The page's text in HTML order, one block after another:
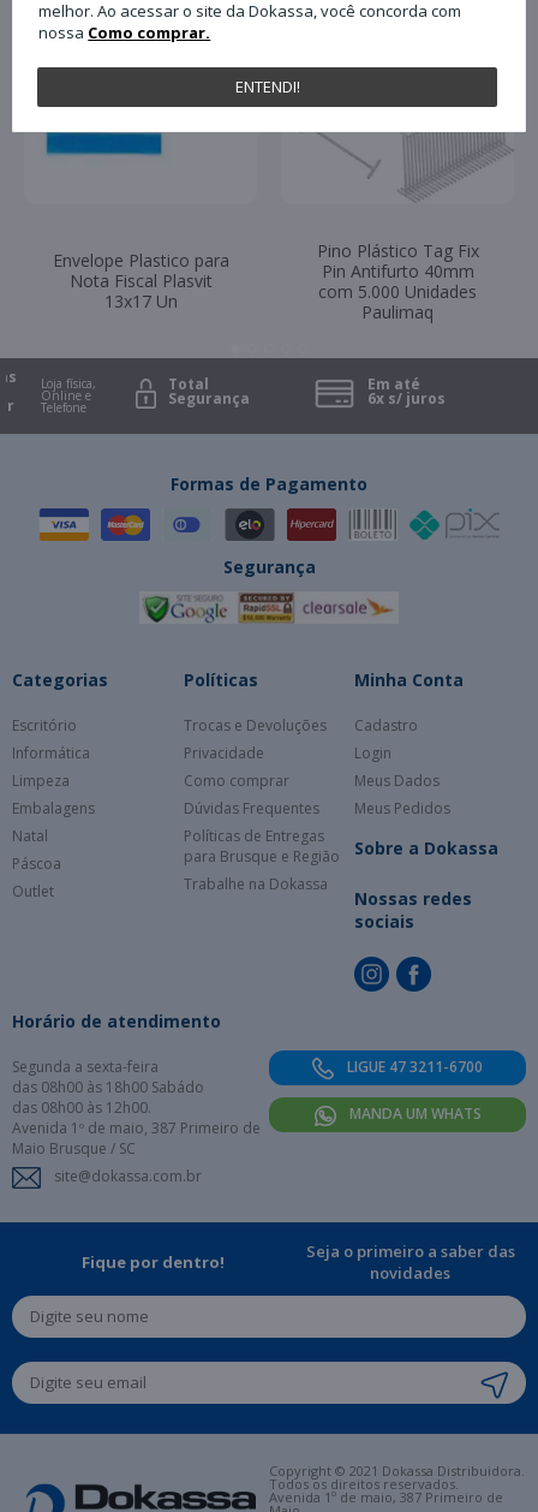
Envelope Plastico para
Nota Fiscal Plasvit
13x17 Un
Pino Plástico Tag Fix
Pin Antifurto 40mm
com 5.000 Unidades
Paulimaq
Loja física,
Online e
Telefone
Total
Segurança
Em até
6x s/ juros
melhor. Ao acessar o site da Dokassa, você concorda com
nossa Como comprar.
ENTENDI!
Formas de Pagamento
Segurança
Categorias
Escritório
Informática
Limpeza
Embalagens
Natal
Páscoa
Outlet
Políticas
Trocas e Devoluções
Privacidade
Como comprar
Dúvidas Frequentes
Políticas de Entregas
para Brusque e Região
Trabalhe na Dokassa
Minha Conta
Cadastro
Login
Meus Dados
Meus Pedidos
Sobre a Dokassa
Nossas redes
sociais
Horário de atendimento
Segunda a sexta-feira
das 08h00 às 18h00 Sabádo
das 08h00 às 12h00.
Avenida 1º de maio, 387 Primeiro de
Maio Brusque / SC
site@dokassa.com.br
LIGUE 47 3211-6700
MANDA UM WHATS
Fique por dentro!
Seja o primeiro a saber das
novidades
Copyright © 2021 Dokassa Distribuidora.
Todos os direitos reservados.
Avenida 1º de maio, 387 Primeiro de